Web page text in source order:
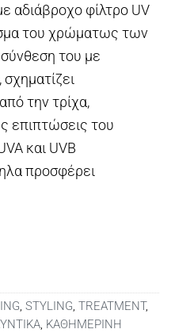
αδιάβροχο φίλτρο UV
του χρώματως των
του με
την τρίχα,
επιπτώσεις του
και UVB
προσφέρει
, STYLING, TREATMENT,
, ΚΑΘΗΜΕΡΙΝΗ